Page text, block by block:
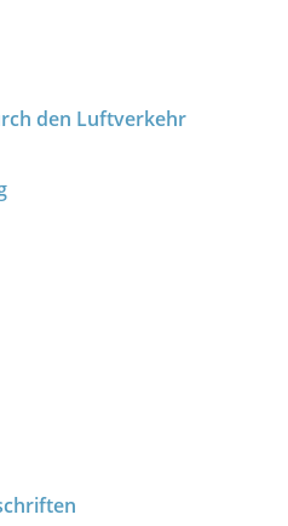
den Luftverkehr